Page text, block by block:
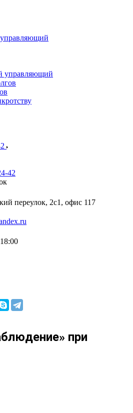
управляющий
42
переулок, 2с1, офис 117
при